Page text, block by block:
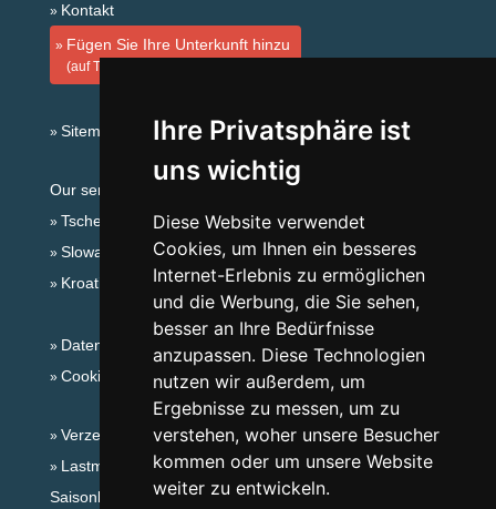
Ihre Privatsphäre ist
uns wichtig
Diese Website verwendet
Cookies, um Ihnen ein besseres
Internet-Erlebnis zu ermöglichen
und die Werbung, die Sie sehen,
besser an Ihre Bedürfnisse
anzupassen. Diese Technologien
nutzen wir außerdem, um
Ergebnisse zu messen, um zu
verstehen, woher unsere Besucher
kommen oder um unsere Website
weiter zu entwickeln.
Kontakt
Fügen Sie Ihre Unterkunft hinzu
(auf Tschechisch)
Sitemap
Our servers:
Tschechische Gebirge
Slowakische Gebirge
Kroatien
Datenschutz
Cookies
Verzeichnis der Unterkunft
Lastminute Böhmerwald
Saisonlinks: